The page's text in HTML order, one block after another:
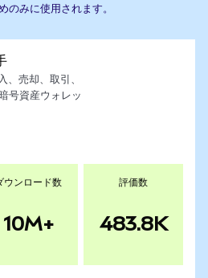
のみに使用されます。
売却、取引、
号資産ウォレッ
ウンロード数
10M+
評価数
483.8K